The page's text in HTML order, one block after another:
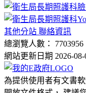
其他分站 聯絡資訊
總瀏覽人數： 7703956
網站更新日期 2026-08-
為提供使用者有文書